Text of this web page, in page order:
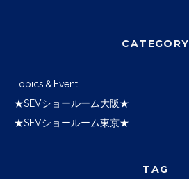
CATEGORY
Topics＆Event
★SEVショールーム大阪★
★SEVショールーム東京★
TAG